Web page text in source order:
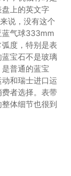
上的英文字
说，没有这个
蓝气球333mm
度，特别是表
宝石不是玻璃
普通的蓝宝
和瑞士进口运
者选择。表带
体细节也很到